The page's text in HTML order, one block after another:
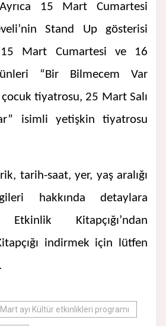
15 Mart Cumartesi
Stand Up gösterisi
15 Mart Cumartesi ve 16
“Bir Bilmecem Var
tiyatrosu, 25 Mart Salı
isimli yetişkin tiyatrosu
tarih-saat, yer, yaş aralığı
hakkında detaylara
Kitapçığı’ndan
indirmek için lütfen
ayı Kültür etkinlikleri programı